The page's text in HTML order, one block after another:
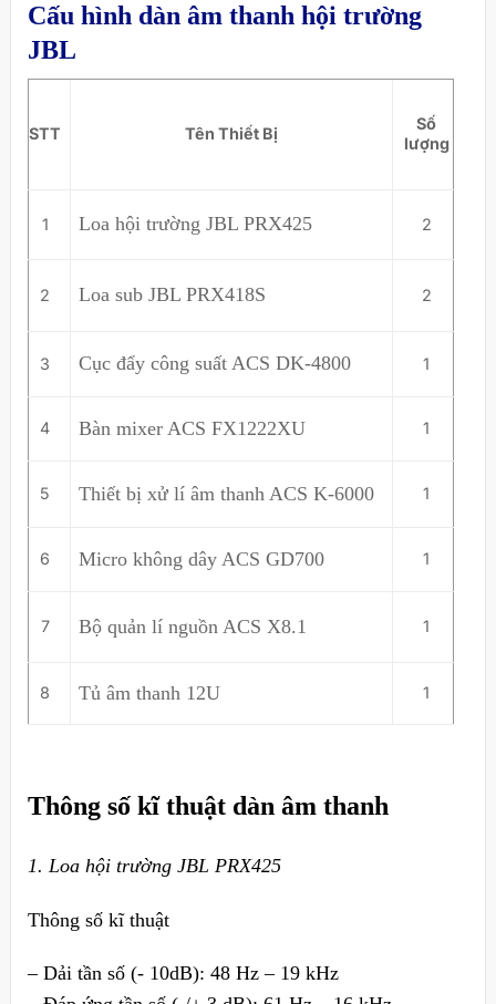
Cấu hình dàn âm thanh hội trường
JBL
STT Tên Thiết Bị
Số
lượng
1 Loa hội trường JBL PRX425 2
2 Loa sub JBL PRX418S 2
3 Cục đẩy công suất ACS DK-4800 1
4 Bàn mixer ACS FX1222XU 1
5 Thiết bị xử lí âm thanh ACS K-6000 1
6 Micro không dây ACS GD700 1
7 Bộ quản lí nguồn ACS X8.1 1
8 Tủ âm thanh 12U 1
Thông số kĩ thuật dàn âm thanh
1. Loa hội trường JBL PRX425
Thông số kĩ thuật
– Dải tần số (- 10dB): 48 Hz – 19 kHz